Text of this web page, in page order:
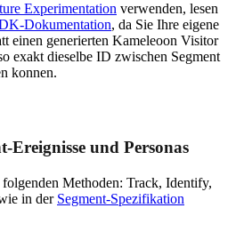
Experimentation verwenden, lesen
Dokumentation, da Sie Ihre eigene
einen generierten Kameleoon Visitor
exakt dieselbe ID zwischen Segment
konnen.
Ereignisse und Personas
Methoden: Track, Identify,
in der Segment-Spezifikation